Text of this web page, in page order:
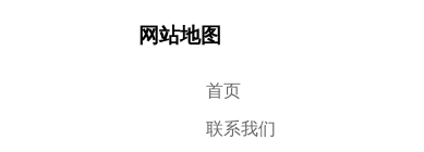
网站地图
首页
联系我们